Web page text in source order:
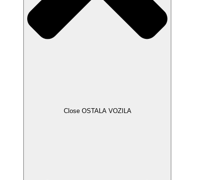
Close OSTALA VOZILA